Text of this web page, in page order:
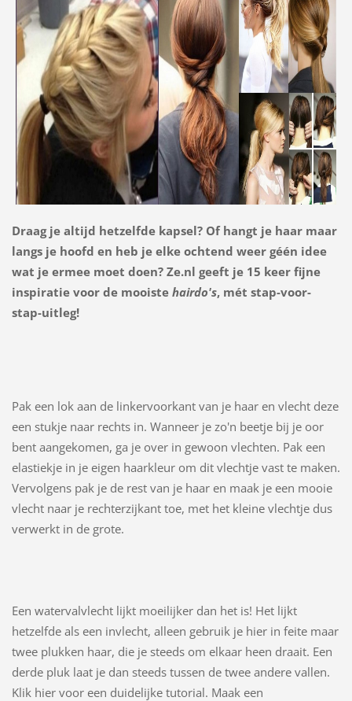
Draag je altijd hetzelfde kapsel? Of hangt je haar maar
langs je hoofd en heb je elke ochtend weer géén idee
wat je ermee moet doen? Ze.nl geeft je 15 keer fijne
inspiratie voor de mooistehairdo's, mét stap-voor-
stap-uitleg!
Pak een lok aan de linkervoorkant van je haar en vlecht deze
een stukje naar rechts in. Wanneer je zo'n beetje bij je oor
bent aangekomen, ga je over in gewoon vlechten. Pak een
elastiekje in je eigen haarkleur om dit vlechtje vast te maken.
Vervolgens pak je de rest van je haar en maak je een mooie
vlecht naar je rechterzijkant toe, met het kleine vlechtje dus
verwerkt in de grote.
Een watervalvlecht lijkt moeilijker dan het is! Het lijkt
hetzelfde als een invlecht, alleen gebruik je hier in feite maar
twee plukken haar, die je steeds om elkaar heen draait. Een
derde pluk laat je dan steeds tussen de twee andere vallen.
Klik hier voor een duidelijke tutorial. Maak een